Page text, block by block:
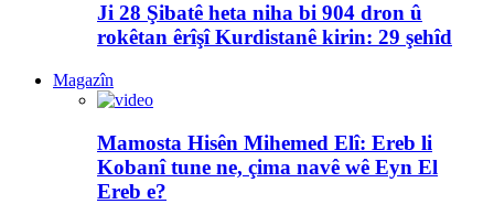
Ji 28 Şibatê heta niha bi 904 dron û
rokêtan êrîşî Kurdistanê kirin: 29 şehîd
Magazîn
Mamosta Hisên Mihemed Elî: Ereb li
Kobanî tune ne, çima navê wê Eyn El
Ereb e?